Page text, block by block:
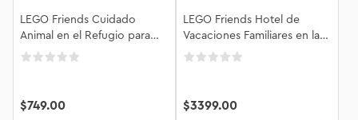
LEGO Friends Cuidado
Animal en el Refugio para
Pandas 42648
$749.00
LEGO Friends Hotel de
Vacaciones Familiares en la
Playa 42673
$3399.00